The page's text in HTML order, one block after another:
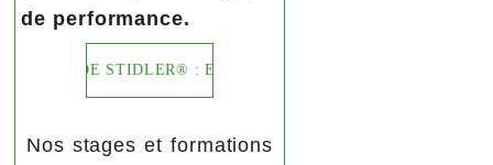
Nos stages et formations
de performance.
METHODE STIDLER® : EN SAVOIR +